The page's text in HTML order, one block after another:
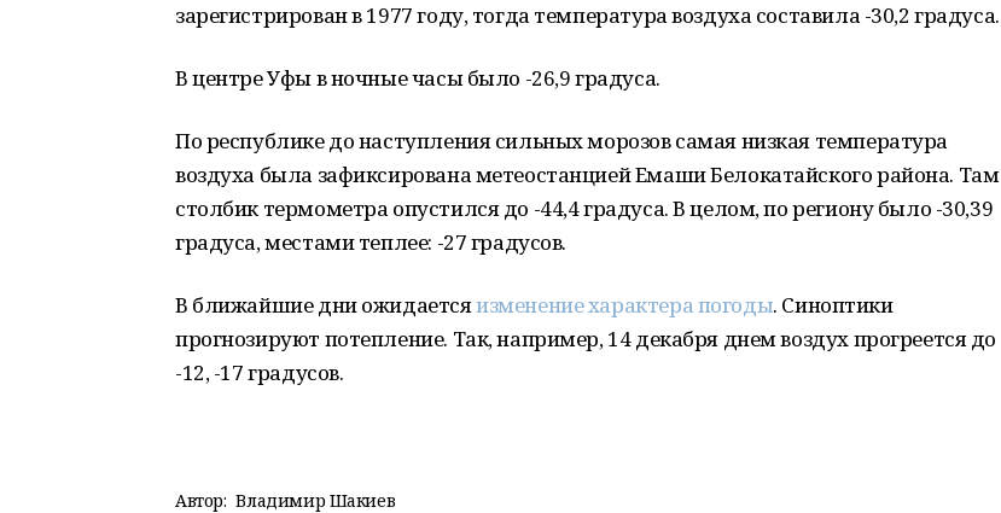
зарегистрирован в 1977 году, тогда температура воздуха составила -30,2 градуса.
В центре Уфы в ночные часы было -26,9 градуса.
По республике до наступления сильных морозов самая низкая температура
воздуха была зафиксирована метеостанцией Емаши Белокатайского района. Там
столбик термометра опустился до -44,4 градуса. В целом, по региону было -30,39
градуса, местами теплее: -27 градусов.
В ближайшие дни ожидаетсяизменение характера погоды. Синоптики
прогнозируют потепление. Так, например, 14 декабря днем воздух прогреется до
-12, -17 градусов.
Автор: Владимир Шакиев